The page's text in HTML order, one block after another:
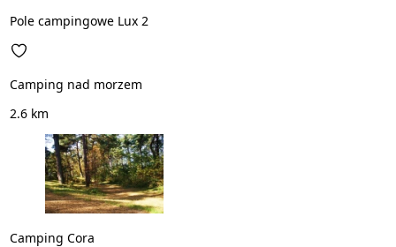
Pole campingowe Lux 2
Camping nad morzem
2.6 km
Camping Cora